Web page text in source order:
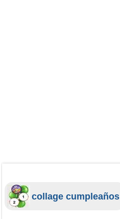
collage cumpleaños